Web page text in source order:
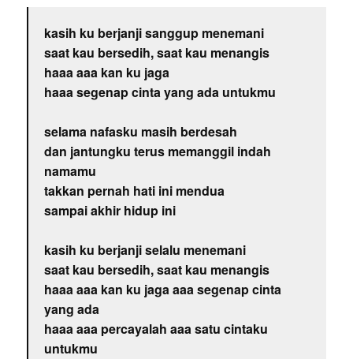
kasih ku berjanji sanggup menemani
saat kau bersedih, saat kau menangis
haaa aaa kan ku jaga
haaa segenap cinta yang ada untukmu
selama nafasku masih berdesah
dan jantungku terus memanggil indah
namamu
takkan pernah hati ini mendua
sampai akhir hidup ini
kasih ku berjanji selalu menemani
saat kau bersedih, saat kau menangis
haaa aaa kan ku jaga aaa segenap cinta
yang ada
haaa aaa percayalah aaa satu cintaku
untukmu